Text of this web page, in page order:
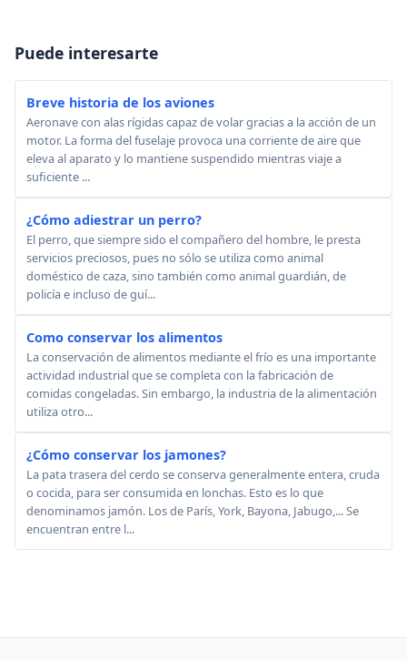
Puede interesarte
Breve historia de los aviones
Aeronave con alas rígidas capaz de volar gracias a la acción de un
motor. La forma del fuselaje provoca una corriente de aire que
eleva al aparato y lo mantiene suspendido mientras viaje a
suficiente ...
¿Cómo adiestrar un perro?
El perro, que siempre sido el compañero del hombre, le presta
servicios preciosos, pues no sólo se utiliza como animal
doméstico de caza, sino también como animal guardián, de
policía e incluso de guí...
Como conservar los alimentos
La conservación de alimentos mediante el frío es una importante
actividad industrial que se completa con la fabricación de
comidas congeladas. Sin embargo, la industria de la alimentación
utiliza otro...
¿Cómo conservar los jamones?
La pata trasera del cerdo se conserva generalmente entera, cruda
o cocida, para ser consumida en lonchas. Esto es lo que
denominamos jamón. Los de París, York, Bayona, Jabugo,... Se
encuentran entre l...